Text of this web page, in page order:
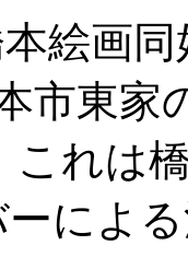
絵画同
市東家
これは
によ